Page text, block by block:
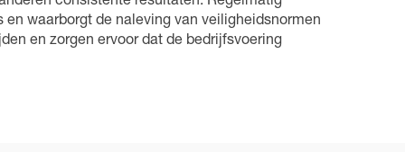
waarborgt de naleving van veiligheidsnormen
en zorgen ervoor dat de bedrijfsvoering